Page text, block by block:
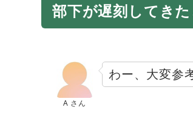
部下が遅刻してき
A さん
わー、大変参